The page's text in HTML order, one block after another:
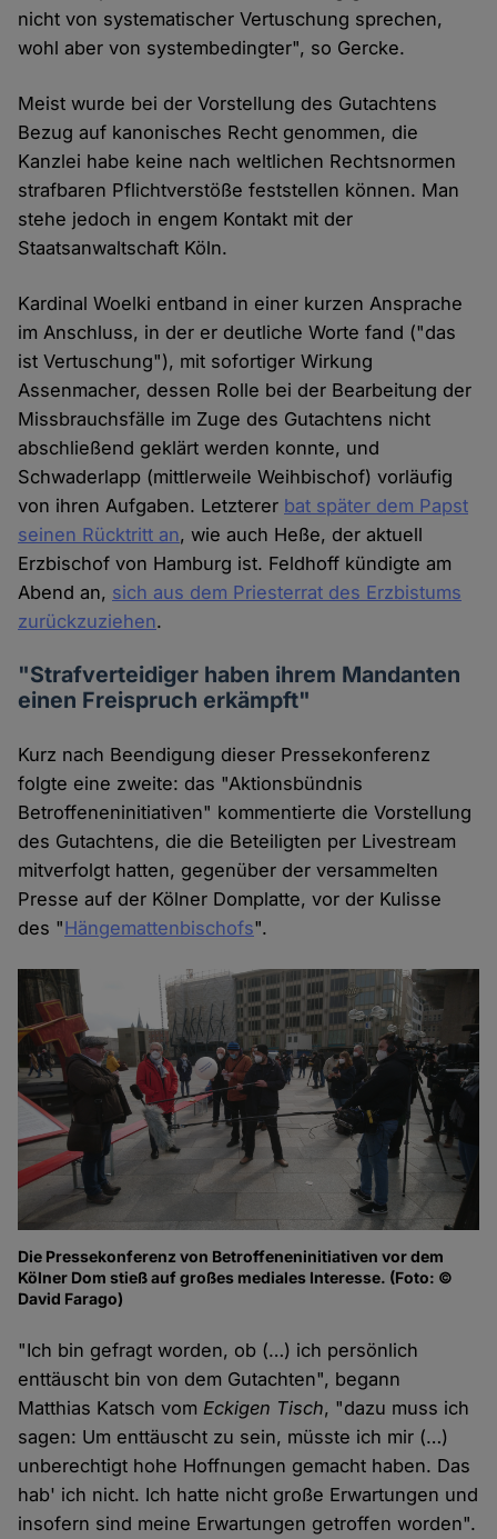
nicht von systematischer Vertuschung sprechen,
wohl aber von systembedingter", so Gercke.
Meist wurde bei der Vorstellung des Gutachtens
Bezug auf kanonisches Recht genommen, die
Kanzlei habe keine nach weltlichen Rechtsnormen
strafbaren Pflichtverstöße feststellen können. Man
stehe jedoch in engem Kontakt mit der
Staatsanwaltschaft Köln.
Kardinal Woelki entband in einer kurzen Ansprache
im Anschluss, in der er deutliche Worte fand ("das
ist Vertuschung"), mit sofortiger Wirkung
Assenmacher, dessen Rolle bei der Bearbeitung der
Missbrauchsfälle im Zuge des Gutachtens nicht
abschließend geklärt werden konnte, und
Schwaderlapp (mittlerweile Weihbischof) vorläufig
von ihren Aufgaben. Letzterer bat später dem Papst
seinen Rücktritt an, wie auch Heße, der aktuell
Erzbischof von Hamburg ist. Feldhoff kündigte am
Abend an, sich aus dem Priesterrat des Erzbistums
zurückzuziehen.
"Strafverteidiger haben ihrem Mandanten
einen Freispruch erkämpft"
Kurz nach Beendigung dieser Pressekonferenz
folgte eine zweite: das "Aktionsbündnis
Betroffeneninitiativen" kommentierte die Vorstellung
des Gutachtens, die die Beteiligten per Livestream
mitverfolgt hatten, gegenüber der versammelten
Presse auf der Kölner Domplatte, vor der Kulisse
des "Hängemattenbischofs".
Die Pressekonferenz von Betroffeneninitiativen vor dem
Kölner Dom stieß auf großes mediales Interesse. (Foto: ©
David Farago)
"Ich bin gefragt worden, ob (…) ich persönlich
enttäuscht bin von dem Gutachten", begann
Matthias Katsch vom Eckigen Tisch, "dazu muss ich
sagen: Um enttäuscht zu sein, müsste ich mir (…)
unberechtigt hohe Hoffnungen gemacht haben. Das
hab' ich nicht. Ich hatte nicht große Erwartungen und
insofern sind meine Erwartungen getroffen worden".